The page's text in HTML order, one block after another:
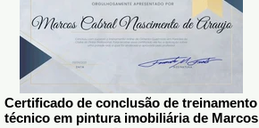
Certificado de conclusão de treinamento
técnico em pintura imobiliária de Marcos